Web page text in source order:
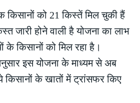
किसानों को 21 किस्तें मिल चुकी हैं
जारी होने वाली है योजना का लाभ
के किसानों को मिल रहा है।
इस योजना के माध्यम से अब
के खातों में ट्रांसफर किए